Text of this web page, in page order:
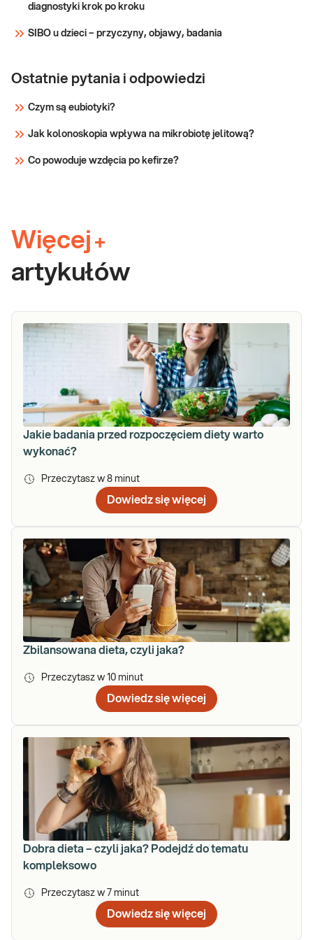
następnie uwzględn
Sprawdź
diagnostyki krok po kroku
SIBO u dzieci – przyczyny, objawy, badania
Ostatnie pytania i odpowiedzi
Czym są eubiotyki?
Jak kolonoskopia wpływa na mikrobiotę jelitową?
Co powoduje wzdęcia po kefirze?
Więcej +
artykułów
Jakie badania przed rozpoczęciem diety warto
wykonać?
Przeczytasz w 8 minut
Dowiedz się więcej
Zbilansowana dieta, czyli jaka?
Przeczytasz w 10 minut
Dowiedz się więcej
Dobra dieta – czyli jaka? Podejdź do tematu
kompleksowo
Przeczytasz w 7 minut
Dowiedz się więcej